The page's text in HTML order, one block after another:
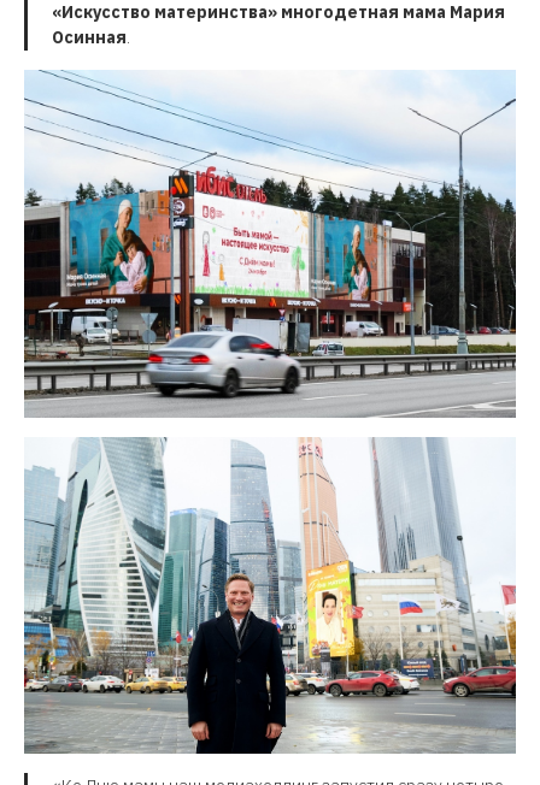
«Искусство материнства» многодетная мама Мария
Осинная.